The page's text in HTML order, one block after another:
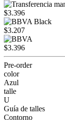
$3.396
$3.207
$3.396
Pre-order
color
Azul
talle
U
Guía de talles
Contorno